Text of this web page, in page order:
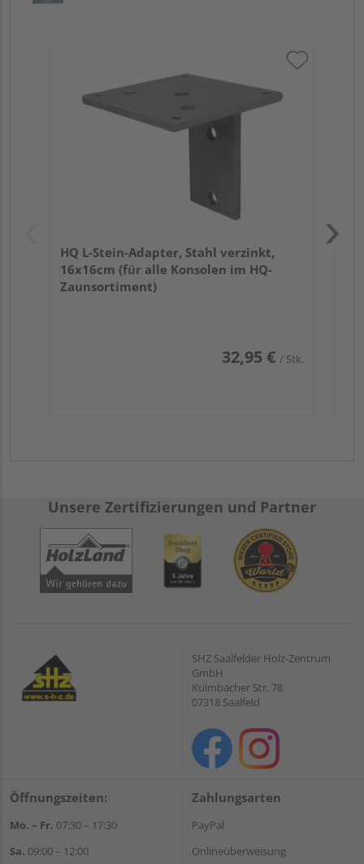
HQ L-Stein-Adapter, Stahl verzinkt,
16x16cm (für alle Konsolen im HQ-
Zaunsortiment)
32,95 € / Stk.
Unsere Zertifizierungen und Partner
SHZ Saalfelder Holz-Zentrum
GmbH
Kulmbacher Str. 78
07318 Saalfeld
Öffnungszeiten:
Mo. – Fr. 07:30 – 17:30
Sa. 09:00 – 12:00
Zahlungsarten
PayPal
Onlineüberweisung